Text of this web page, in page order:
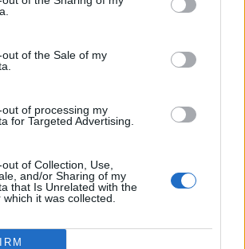
of the Sale of my
of processing my
for Targeted Advertising.
of Collection, Use,
and/or Sharing of my
that Is Unrelated with the
it was collected.
segona d’etiqueta d’or de la
de l’Ebre